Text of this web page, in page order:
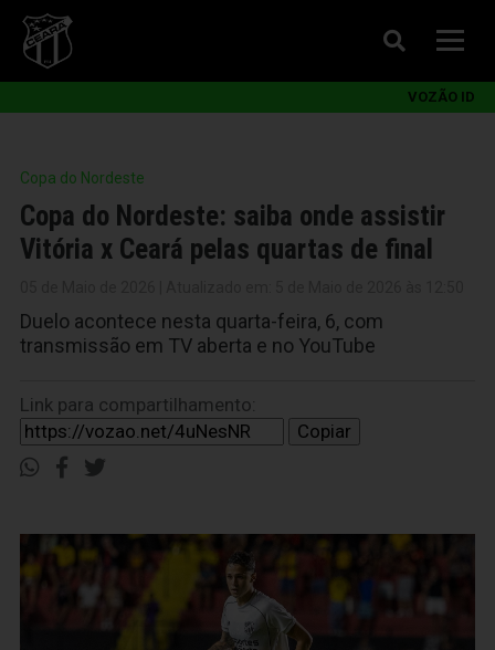
VOZÃO ID
Copa do Nordeste
Copa do Nordeste: saiba onde assistir
Vitória x Ceará pelas quartas de final
Duelo acontece nesta quarta-feira, 6, com
transmissão em TV aberta e no YouTube
Link para compartilhamento:
Copiar